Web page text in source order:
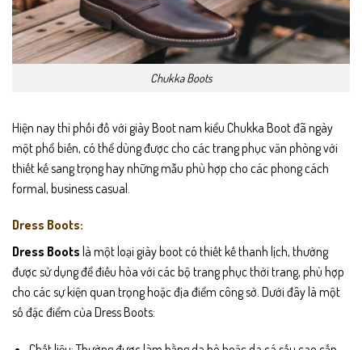
Chukka Boots
Hiện nay thì phối đồ với giày Boot nam kiểu Chukka Boot đã ngày
một phổ biến, có thể dùng được cho các trang phục văn phòng với
thiết kế sang trọng hay những mẫu phù hợp cho các phong cách
formal, business casual.
Dress Boots:
Dress Boots là một loại giày boot có thiết kế thanh lịch, thường
được sử dụng để điều hòa với các bộ trang phục thời trang, phù hợp
cho các sự kiện quan trọng hoặc địa điểm công sở. Dưới đây là một
số đặc điểm của Dress Boots: